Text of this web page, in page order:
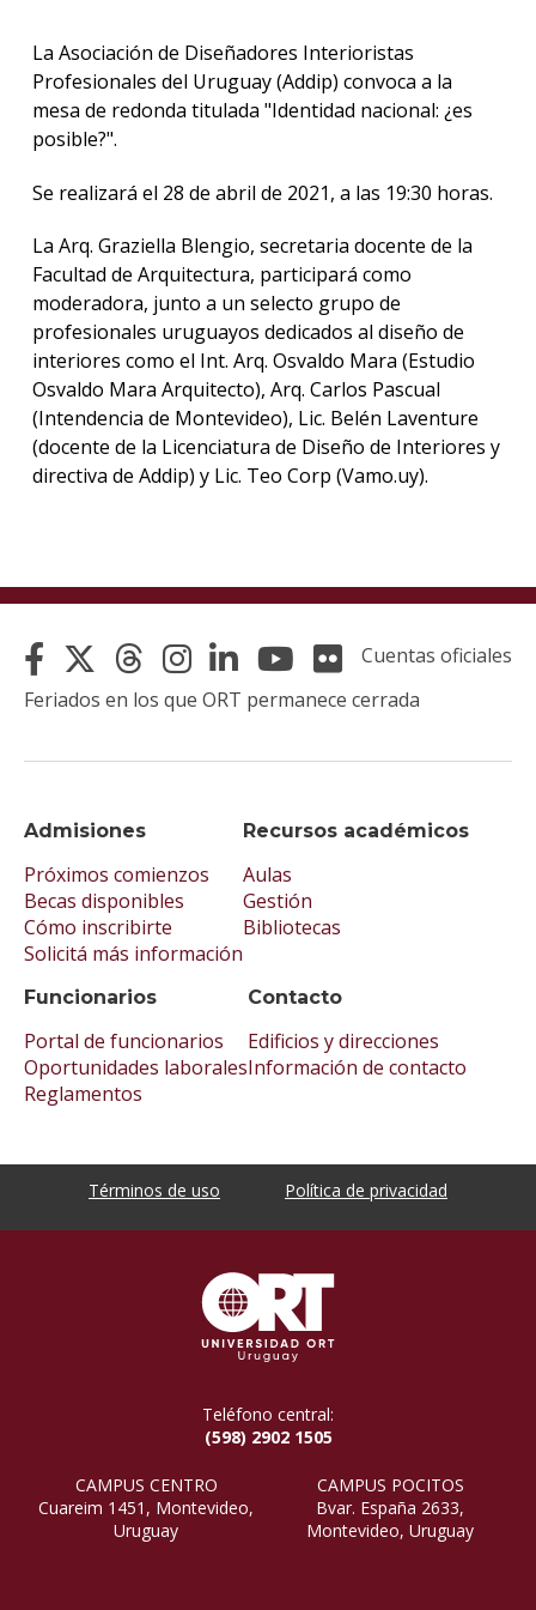
La Asociación de Diseñadores Interioristas
Profesionales del Uruguay (Addip) convoca a la
mesa de redonda titulada "Identidad nacional: ¿es
posible?".
Se realizará el 28 de abril de 2021, a las 19:30 horas.
La Arq. Graziella Blengio, secretaria docente de la
Facultad de Arquitectura, participará como
moderadora, junto a un selecto grupo de
profesionales uruguayos dedicados al diseño de
interiores como el Int. Arq. Osvaldo Mara (Estudio
Osvaldo Mara Arquitecto), Arq. Carlos Pascual
(Intendencia de Montevideo), Lic. Belén Laventure
(docente de la Licenciatura de Diseño de Interiores y
directiva de Addip) y Lic. Teo Corp (Vamo.uy).
Admisiones
Próximos comienzos
Becas disponibles
Cómo inscribirte
Solicitá más información
Recursos académicos
Aulas
Gestión
Bibliotecas
Funcionarios
Portal de funcionarios
Oportunidades laborales
Reglamentos
Contacto
Edificios y direcciones
Información de contacto
Cuentas oficiales
Feriados en los que ORT permanece cerrada
Términos de uso Política de privacidad
Teléfono central:
(598) 2902 1505
CAMPUS CENTRO
Cuareim 1451, Montevideo,
Uruguay
CAMPUS POCITOS
Bvar. España 2633,
Montevideo, Uruguay